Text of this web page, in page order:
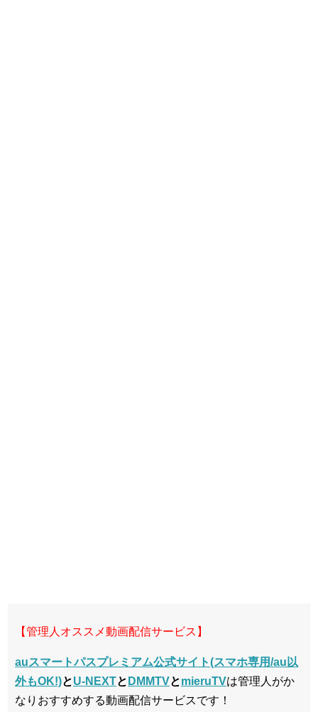
【管理人オススメ動画配信サービス】
auスマートパスプレミアム公式サイト(スマホ専用/au以
外もOK!)とU-NEXTと DMMTVとmieruTVは管理人がか
なりおすすめする動画配信サービスです！